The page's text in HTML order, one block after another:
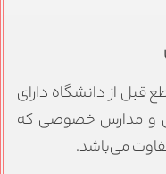
از دانشگاه دارای
مدارس خصوصی که
می‌باشد.